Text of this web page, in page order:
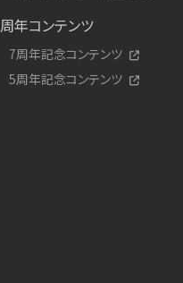
周年コンテンツ
7周年記念コンテンツ
5周年記念コンテンツ